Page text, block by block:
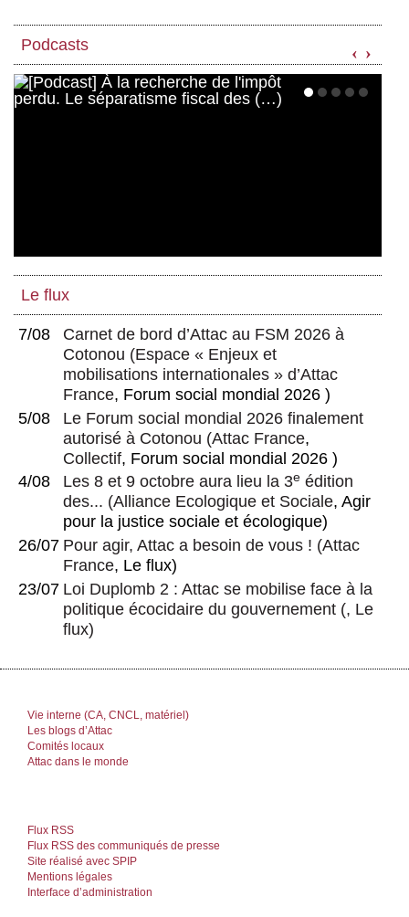
Podcasts ‹ ›
Le flux
7/08
Carnet de bord d’Attac au FSM 2026 à
Cotonou (Espace « Enjeux et
mobilisations internationales » d’Attac
France, Forum social mondial 2026 )
5/08
Le Forum social mondial 2026 finalement
autorisé à Cotonou (Attac France,
Collectif, Forum social mondial 2026 )
4/08
Les 8 et 9 octobre aura lieu la 3e édition
des... (Alliance Ecologique et Sociale, Agir
pour la justice sociale et écologique)
26/07 Pour agir, Attac a besoin de vous ! (Attac
France, Le flux)
23/07 Loi Duplomb 2 : Attac se mobilise face à la
politique écocidaire du gouvernement (, Le
flux)
Vie interne (CA, CNCL, matériel)
Les blogs d’Attac
Comités locaux
Attac dans le monde
Flux RSS
Flux RSS des communiqués de presse
Site réalisé avec SPIP
Mentions légales
Interface d’administration